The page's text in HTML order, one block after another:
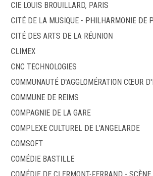
CIE LOUIS BROUILLARD, PARIS
CITÉ DE LA MUSIQUE - PHILHARMONIE DE
CITÉ DES ARTS DE LA RÉUNION
CLIMEX
CNC TECHNOLOGIES
COMMUNAUTÉ D'AGGLOMÉRATION CŒUR
COMMUNE DE REIMS
COMPAGNIE DE LA GARE
COMPLEXE CULTUREL DE L'ANGELARDE
COMSOFT
COMÉDIE BASTILLE